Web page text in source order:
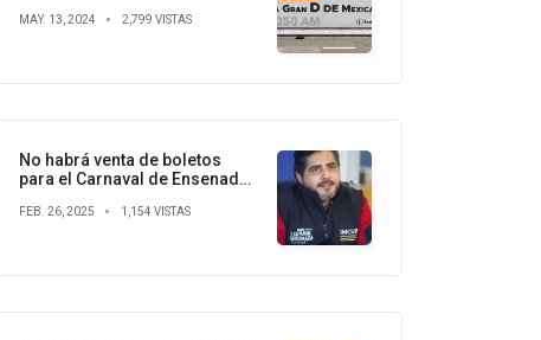
MAY. 13, 2024 2,799 VISTAS
No habrá venta de boletos
para el Carnaval de Ensenada
FEB. 26, 2025 1,154 VISTAS